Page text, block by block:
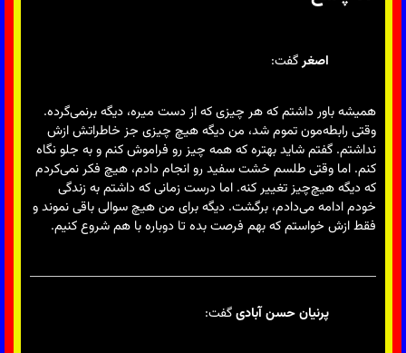
اصغرگفت:
همیشه باور داشتم که هر چیزی که از دست میره، دیگه برنمی‌گرده.
وقتی رابطه‌مون تموم شد، من دیگه هیچ چیزی جز خاطراتش ازش
نداشتم. گفتم شاید بهتره که همه چیز رو فراموش کنم و به جلو نگاه
کنم. اما وقتی طلسم خشت سفید رو انجام دادم، هیچ فکر نمی‌کردم
که دیگه هیچ‌چیز تغییر کنه. اما درست زمانی که داشتم به زندگی
خودم ادامه می‌دادم، برگشت. دیگه برای من هیچ سوالی باقی نموند و
فقط ازش خواستم که بهم فرصت بده تا دوباره با هم شروع کنیم.
پرنیان حسن آبادیگفت: